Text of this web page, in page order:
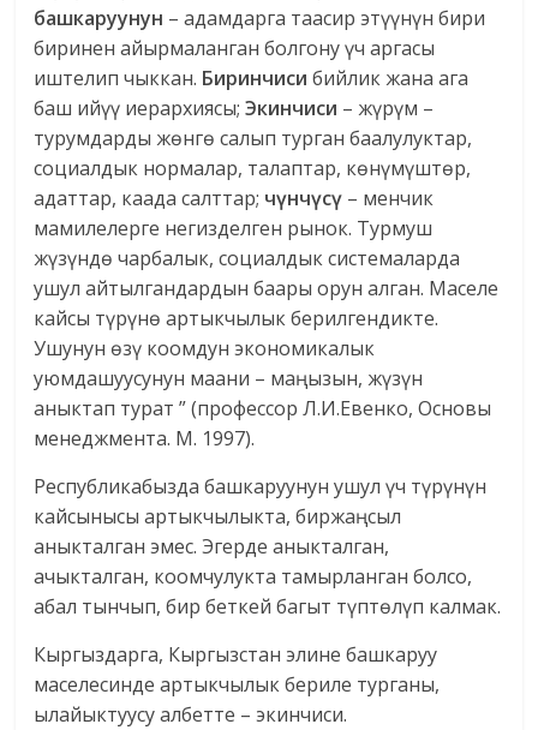
башкаруунун – адамдарга таасир этүүнүн бири
биринен айырмаланган болгону үч аргасы
иштелип чыккан. Биринчиси бийлик жана ага
баш ийүү иерархиясы;Экинчиси – жүрүм –
турумдарды жөнгө салып турган баалулуктар,
социалдык нормалар, талаптар, көнүмүштөр,
адаттар, каада салттар; чүнчүсү – менчик
мамилелерге негизделген рынок. Турмуш
жүзүндө чарбалык, социалдык системаларда
ушул айтылгандардын баары орун алган. Маселе
кайсы түрүнө артыкчылык берилгендикте.
Ушунун өзү коомдун экономикалык
уюмдашуусунун маани – маңызын, жүзүн
аныктап турат ” (профессор Л.И.Евенко, Основы
менеджмента. М. 1997).
Республикабызда башкаруунун ушул үч түрүнүн
кайсынысы артыкчылыкта, биржаңсыл
аныкталган эмес. Эгерде аныкталган,
ачыкталган, коомчулукта тамырланган болсо,
абал тынчып, бир беткей багыт түптөлүп калмак.
Кыргыздарга, Кыргызстан элине башкаруу
маселесинде артыкчылык бериле турганы,
ылайыктуусу албетте – экинчиси.